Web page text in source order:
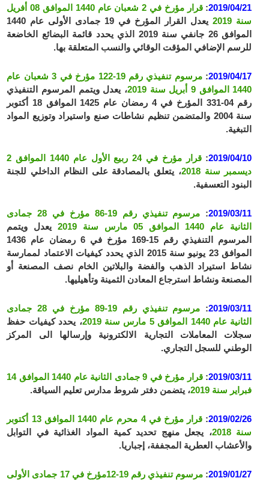
2019/04/21
:
قرار مؤرخ في 2 شعبان عام 1440 الموافق 08 أفريل
سنة 2019
يعدل القرار المؤرخ في 19 جمادى الأولى عام 1440
الموافق 26 جانفي سنة 2019 الذي يحدد قائمة البضائع الخاضعة
للرسم الإضافي المؤقت الوقائي والنسب المتعلقة بها.
2019/04/17
:
مرسوم تنفيذي رقم 19-122 مؤرخ في 3 شعبان عام
1440 الموافق 9 أبريل سنة 2019
، يعدل ويتمم المرسوم التنفيذي
رقم 04-331 المؤرخ في 4 رمضان عام 1425 الموافق 18 أكتوبر
سنة 2004 والمتضمن تنظيم نشاطات صنع واستيراد وتوزيع المواد
التبغية.
2019/04/10
:
قرار مؤرخ في 24 ربيع الأول عام 1440 الموافق 2
ديسمبر سنة 2018
، يتعلق بالمصادقة على النظام الداخلي للجنة
البنود التعسفية.
2019/03/11
:
مرسوم تنفيذي رقم 19-86 مؤرخ في 28 جمادى
الثانية عام 1440 الموافق 05 مارس سنة 2019
يعدل ويتمم
المرسوم التنفيذي رقم 15-169 مؤرخ في 6 رمضان عام 1436
الموافق 23 يونيو سنة 2015 الذي يحدد كيفيات الاعتماد لممارسة
نشاط استيراد الذهب والفضة والبلاتين الخام نصف المصنعة أو
المصنعة ونشاط استرجاع المعادن الثمينة وتأهيليها.
2019/03/11
:
مرسوم تنفيذي رقم 19-89 مؤرخ في 28 جمادى
الثانية عام 1440 الموافق 5 مارس سنة 2019
، يحدد كيفيات حفظ
سجلات المعاملات التجارية الالكترونية وإرسالها الى المركز
الوطني للسجل التجاري.
2019/03/11
:
قرار مؤرخ في 9 جمادى الثانية عام 1440 الموافق 14
فبراير سنة 2019
، يتضمن دفتر شروط مدارس تعليم السياقة.
2019/02/26
:
قرار مؤرخ في 4 محرم عام 1440 الموافق 13 أكتوبر
سنة 2018
، يجعل منهج تحديد كمية المواد الغذائية في التوابل
والأعشاب العطرية المجففة، إجباريا.
2019/01/27
:
مرسوم تنفيذي رقم 19-12مؤرخ في 17 جمادى الأولى